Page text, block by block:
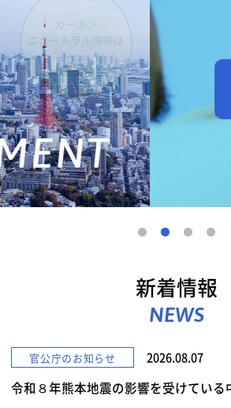
詳しくみる
新着情報
NEWS
官公庁のお知らせ 2026.08.07
令和８年熊本地震の影響を受けてい